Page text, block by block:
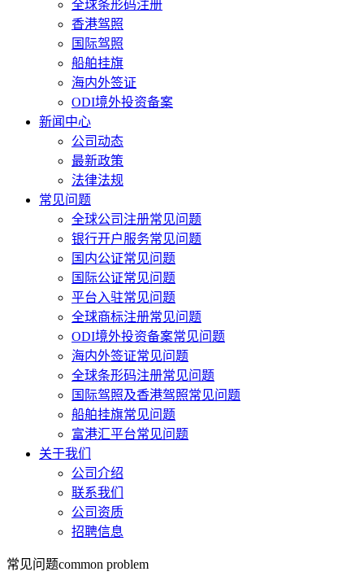
全球条形码注册
香港驾照
国际驾照
船舶挂旗
海内外签证
ODI境外投资备案
新闻中心
公司动态
最新政策
法律法规
常见问题
全球公司注册常见问题
银行开户服务常见问题
国内公证常见问题
国际公证常见问题
平台入驻常见问题
全球商标注册常见问题
ODI境外投资备案常见问题
海内外签证常见问题
全球条形码注册常见问题
国际驾照及香港驾照常见问题
船舶挂旗常见问题
富港汇平台常见问题
关于我们
公司介绍
联系我们
公司资质
招聘信息
常见问题common problem